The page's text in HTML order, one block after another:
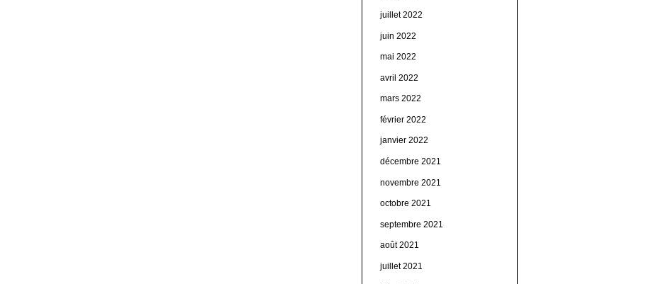
juillet 2022
juin 2022
mai 2022
avril 2022
mars 2022
février 2022
janvier 2022
décembre 2021
novembre 2021
octobre 2021
septembre 2021
août 2021
juillet 2021